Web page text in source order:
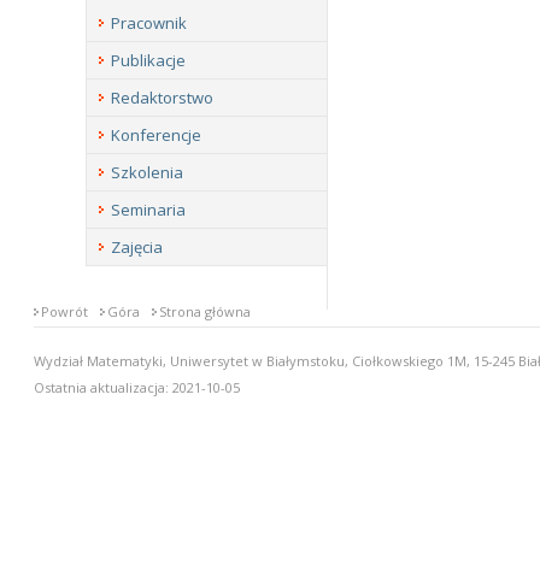
Pracownik
Publikacje
Redaktorstwo
Konferencje
Szkolenia
Seminaria
Zajęcia
Powrót Góra Strona główna
Wydział Matematyki, Uniwersytet w Białymstoku, Ciołkowskiego 1M, 15-245
Ostatnia aktualizacja: 2021-10-05